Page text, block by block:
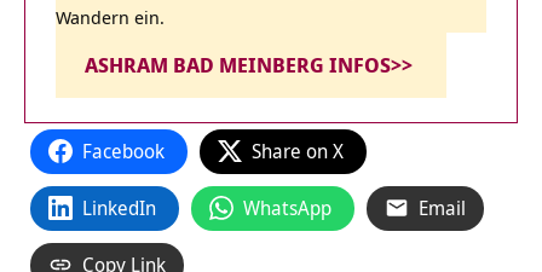
Wandern ein.
ASHRAM BAD MEINBERG INFOS>>
Facebook Share on X
LinkedIn WhatsApp Email
Copy Link